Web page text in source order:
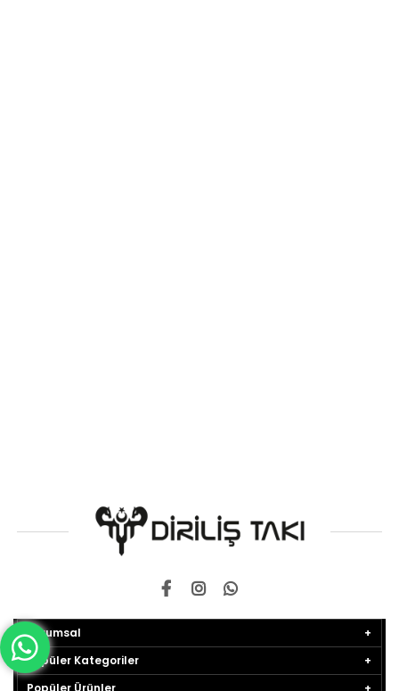
Kurumsal
Popüler Kategoriler